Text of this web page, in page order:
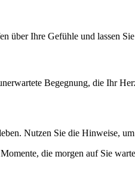
über Ihre Gefühle und lassen
Begegnung, die Ihr
Nutzen Sie die Hinweise,
die morgen auf Sie